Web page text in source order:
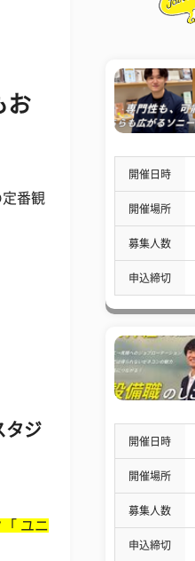
お
番観
タジ
ユニ
開催日時
開催場所
募集人数
申込締切
開催日時
開催場所
募集人数
申込締切